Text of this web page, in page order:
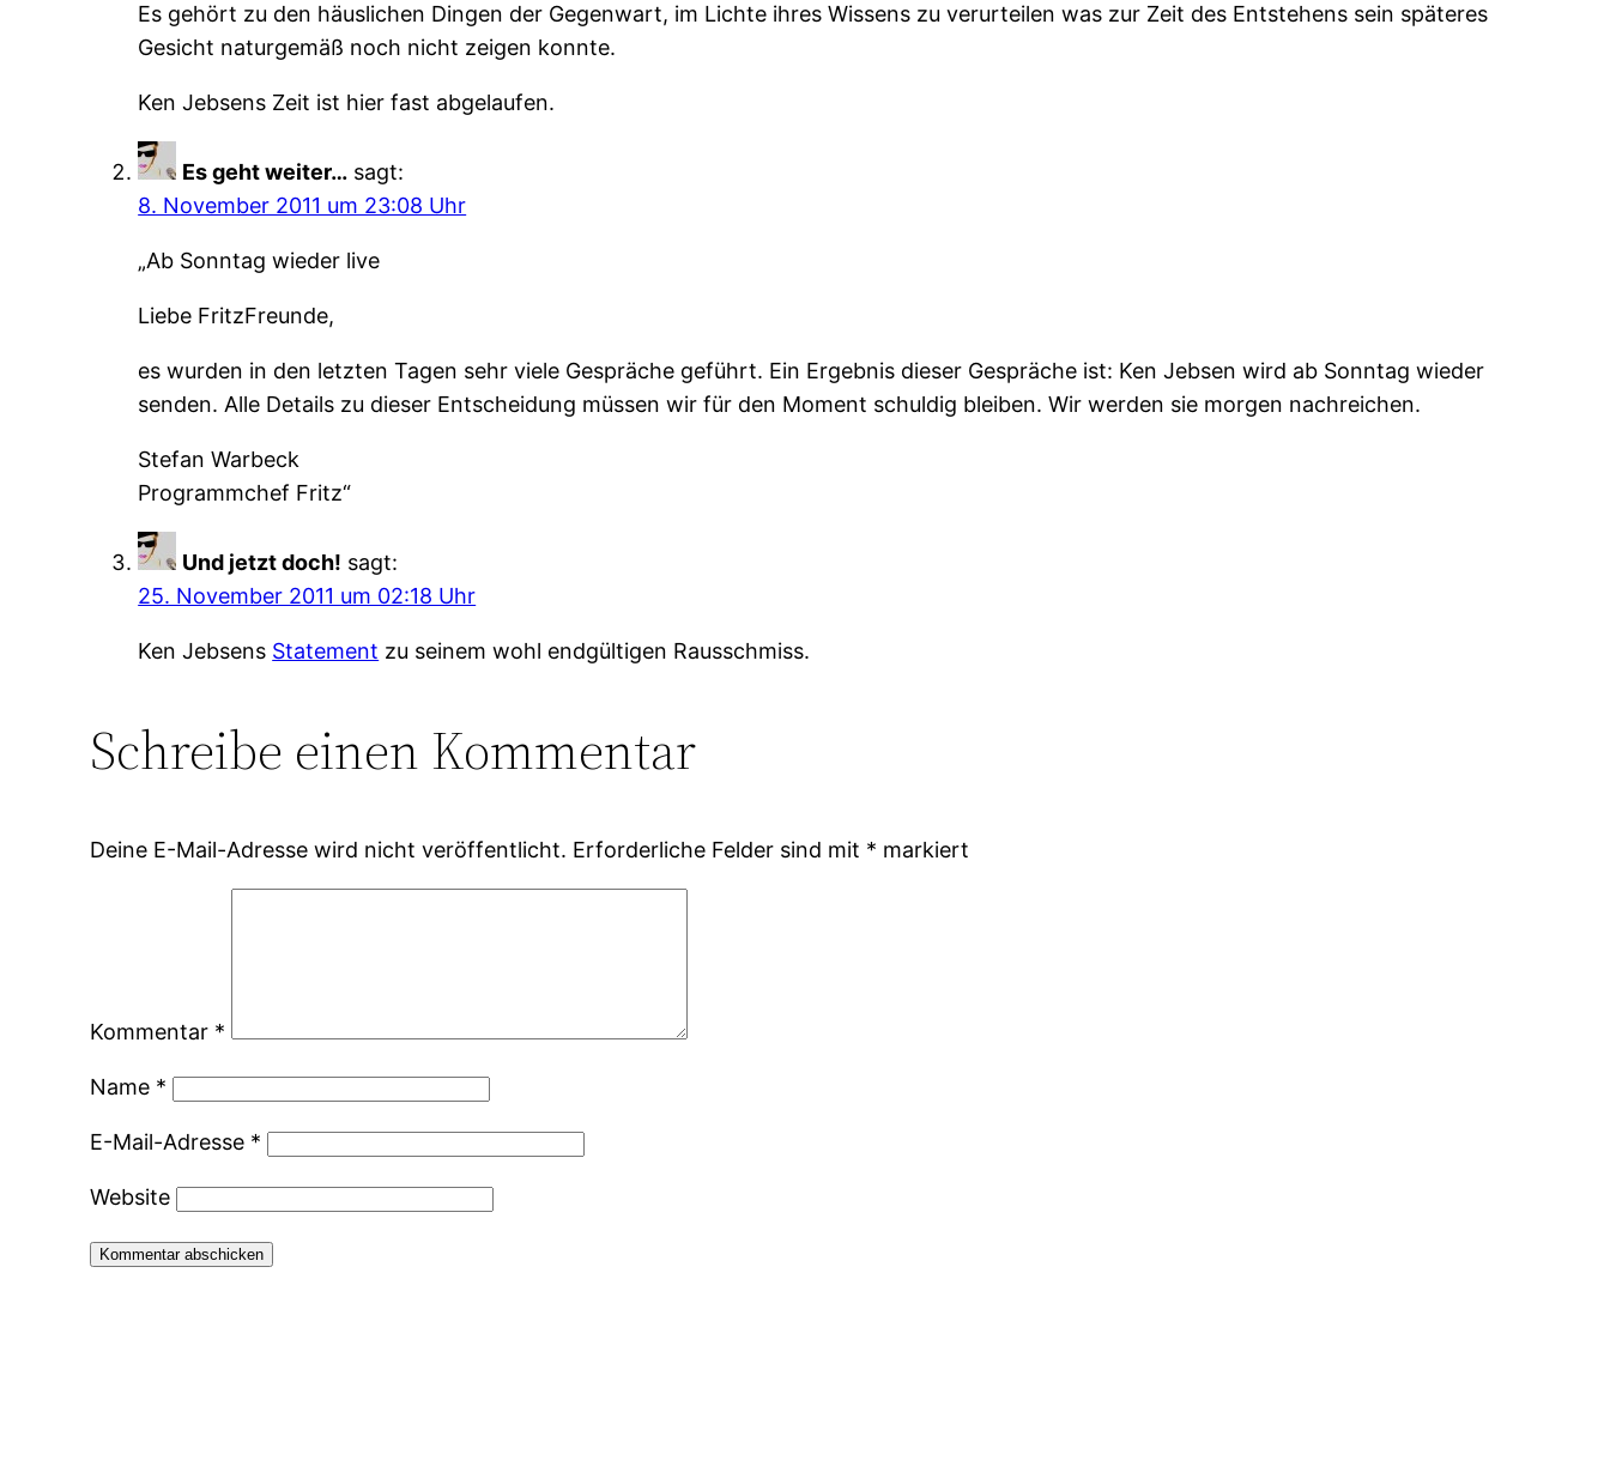
Es gehört zu den häuslichen Dingen der Gegenwart, im Lichte ihres Wissens zu verurteilen was zur Zeit des Entstehens sein späteres
Gesicht naturgemäß noch nicht zeigen konnte.
Ken Jebsens Zeit ist hier fast abgelaufen.
Es geht weiter… sagt:
8. November 2011 um 23:08 Uhr
„Ab Sonntag wieder live
Liebe FritzFreunde,
es wurden in den letzten Tagen sehr viele Gespräche geführt. Ein Ergebnis dieser Gespräche ist: Ken Jebsen wird ab Sonntag wieder
senden. Alle Details zu dieser Entscheidung müssen wir für den Moment schuldig bleiben. Wir werden sie morgen nachreichen.
Stefan Warbeck
Programmchef Fritz“
Und jetzt doch! sagt:
25. November 2011 um 02:18 Uhr
Ken Jebsens Statement zu seinem wohl endgültigen Rausschmiss.
Schreibe einen Kommentar
Deine E-Mail-Adresse wird nicht veröffentlicht. Erforderliche Felder sind mit * markiert
Kommentar *
Name *
E-Mail-Adresse *
Website